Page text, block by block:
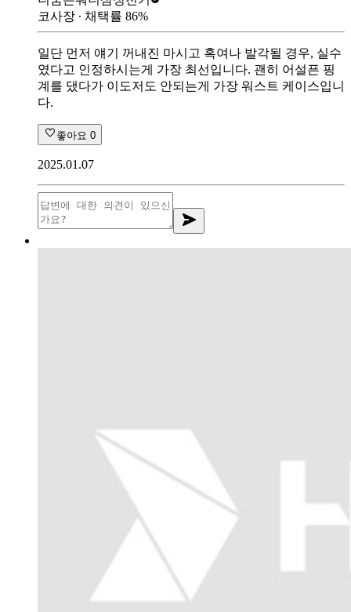
코사장 ∙ 채택률 86%
일단 먼저 얘기 꺼내진 마시고 혹여나 발각될 경우, 실수
였다고 인정하시는게 가장 최선입니다. 괜히 어설픈 핑
계를 댔다가 이도저도 안되는게 가장 워스트 케이스입니
다.
좋아요 0
2025.01.07